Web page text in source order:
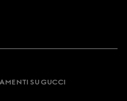
SU GUCCI